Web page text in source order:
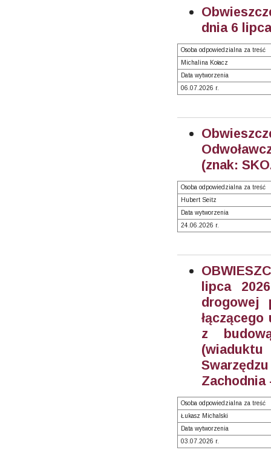
dnia 6
Osoba odpowiedzialna za treść
Michalina Kołacz
Data wytworzenia
06.07.2026 r.
(znak:
Osoba odpowiedzialna za treść
Hubert Seitz
Data wytworzenia
24.06.2026 r.
lipca
drogowej
z
Zachodnia
Osoba odpowiedzialna za treść
Łukasz Michalski
Data wytworzenia
03.07.2026 r.